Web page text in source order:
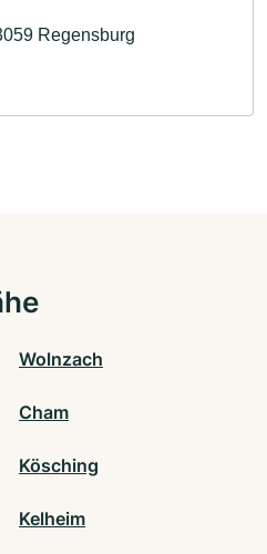
Regensburg
Wolnzach
Cham
Kösching
Kelheim